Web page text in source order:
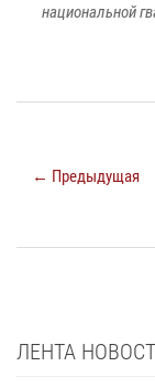
национальной
← Предыдущая
ЛЕНТА